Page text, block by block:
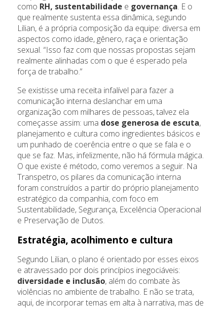
como RH, sustentabilidade e governança. E o
que realmente sustenta essa dinâmica, segundo
Lilian, é a própria composição da equipe: diversa em
aspectos como idade, gênero, raça e orientação
sexual. “Isso faz com que nossas propostas sejam
realmente alinhadas com o que é esperado pela
força de trabalho.”
Se existisse uma receita infalível para fazer a
comunicação interna deslanchar em uma
organização com milhares de pessoas, talvez ela
começasse assim: uma dose generosa de escuta,
planejamento e cultura como ingredientes básicos e
um punhado de coerência entre o que se fala e o
que se faz. Mas, infelizmente, não há fórmula mágica.
O que existe é método, como veremos a seguir. Na
Transpetro, os pilares da comunicação interna
foram construídos a partir do próprio planejamento
estratégico da companhia, com foco em
Sustentabilidade, Segurança, Excelência Operacional
e Preservação de Dutos.
Estratégia, acolhimento e cultura
Segundo Lilian, o plano é orientado por esses eixos
e atravessado por dois princípios inegociáveis:
diversidade e inclusão, além do combate às
violências no ambiente de trabalho. E não se trata,
aqui, de incorporar temas em alta à narrativa, mas de